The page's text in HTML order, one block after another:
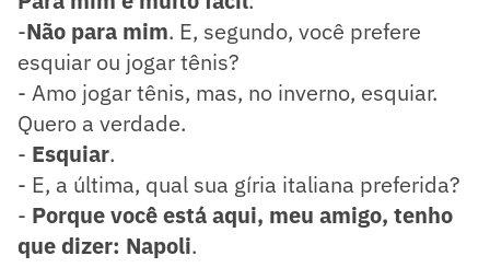
-Não para mim. E, segundo, você prefere
esquiar ou jogar tênis?
- Amo jogar tênis, mas, no inverno, esquiar.
Quero a verdade.
- Esquiar.
- E, a última, qual sua gíria italiana preferida?
- Porque você está aqui, meu amigo, tenho
que dizer: Napoli.